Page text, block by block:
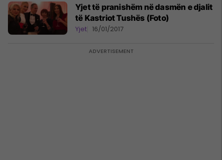
Yjet të pranishëm në dasmën e djalit
të Kastriot Tushës (Foto)
Yjet 16/01/2017